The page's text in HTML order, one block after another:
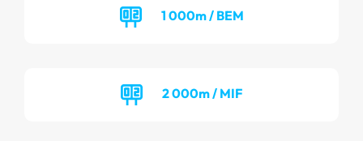
1 000m / BEM
2 000m / MIF